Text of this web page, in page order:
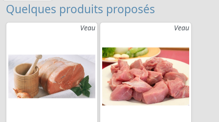
Quelques produits proposés
Veau Veau